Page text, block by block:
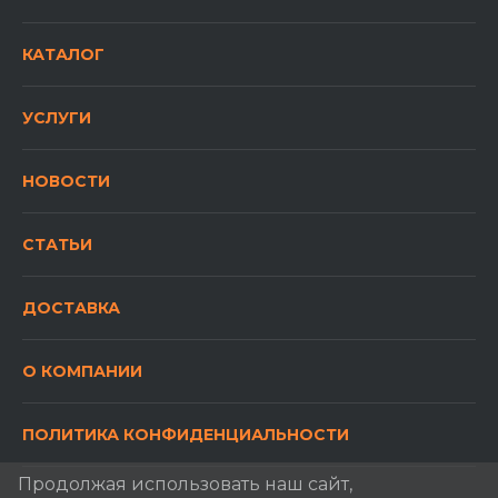
КАТАЛОГ
УСЛУГИ
НОВОСТИ
СТАТЬИ
ДОСТАВКА
О КОМПАНИИ
ПОЛИТИКА КОНФИДЕНЦИАЛЬНОСТИ
Продолжая использовать наш сайт,